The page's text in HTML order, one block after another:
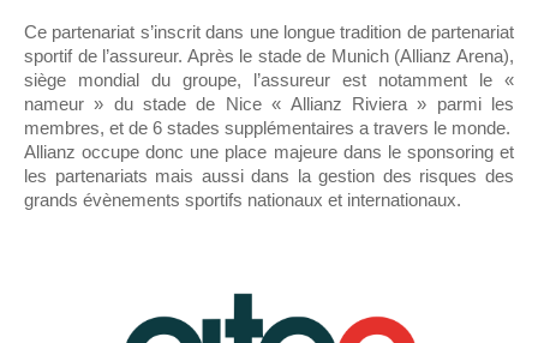
Ce partenariat s’inscrit dans une longue tradition de partenariat
sportif de l’assureur. Après le stade de Munich (Allianz Arena),
siège mondial du groupe, l’assureur est notamment le «
nameur » du stade de Nice « Allianz Riviera » parmi les
membres, et de 6 stades supplémentaires a travers le monde.
Allianz occupe donc une place majeure dans le sponsoring et
les partenariats mais aussi dans la gestion des risques des
grands évènements sportifs nationaux et internationaux.